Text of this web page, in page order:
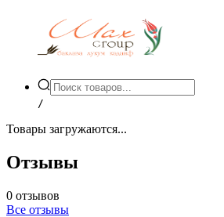
/
Товары загружаются...
Отзывы
0 отзывов
Все отзывы